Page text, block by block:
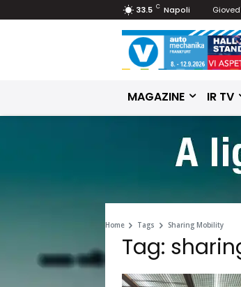
33.5 C Napoli
MAGAZINE IR TV
Home Tags Sharing Mobility
Tag: